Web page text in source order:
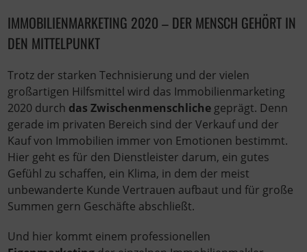
IMMOBILIENMARKETING 2020 – DER MENSCH GEHÖRT IN
DEN MITTELPUNKT
Trotz der starken Technisierung und der vielen
großartigen Hilfsmittel wird das Immobilienmarketing
2020 durch das Zwischenmenschliche geprägt. Denn
gerade im privaten Bereich sind der Verkauf und der
Kauf von Immobilien immer von Emotionen bestimmt.
Hier geht es für den Dienstleister darum, ein gutes
Gefühl zu schaffen, ein Klima, in dem der meist
unbewanderte Kunde Vertrauen aufbaut und für große
Summen gern Geschäfte abschließt.
Und hier kommt einem professionellen